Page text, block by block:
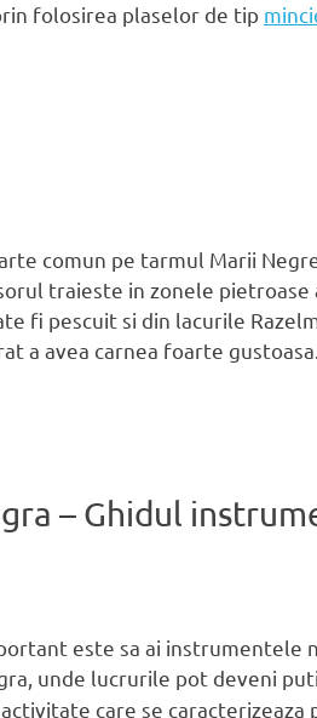
folosirea plaselor de tip
comun pe tarmul Marii
traieste in zonele pietroase
fi pescuit si din lacurile
a avea carnea foarte
– Ghidul
este sa ai instrumentele
unde lucrurile pot deveni
care se